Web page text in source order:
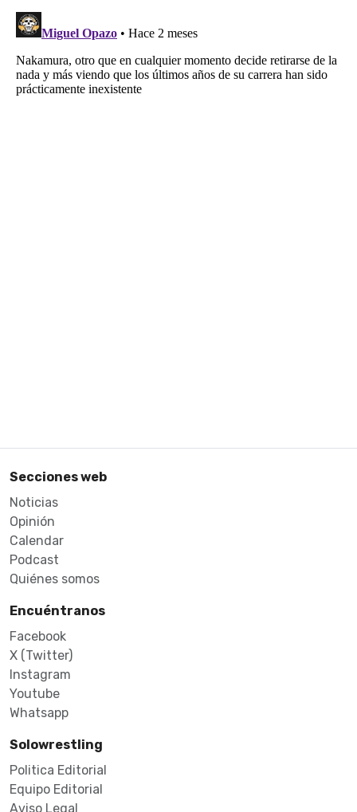
Secciones web
Noticias
Opinión
Calendar
Podcast
Quiénes somos
Encuéntranos
Facebook
X (Twitter)
Instagram
Youtube
Whatsapp
Solowrestling
Politica Editorial
Equipo Editorial
Aviso Legal